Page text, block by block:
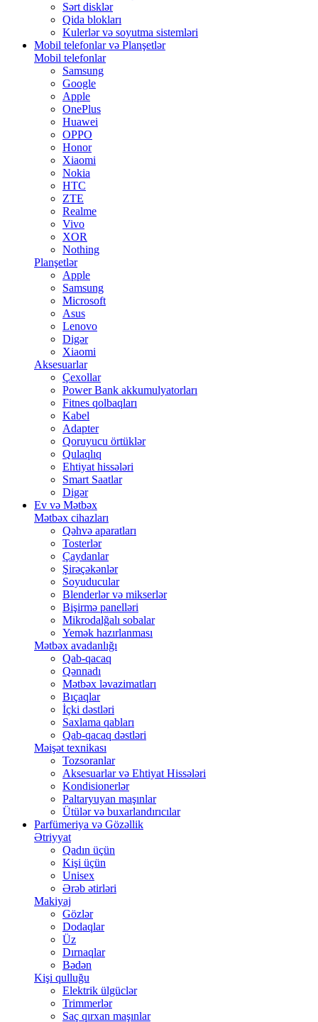
Sərt disklər
Qida blokları
Kulerlər və soyutma sistemləri
Mobil telefonlar və Planşetlər
Mobil telefonlar
Samsung
Google
Apple
OnePlus
Huawei
OPPO
Honor
Xiaomi
Nokia
HTC
ZTE
Realme
Vivo
XOR
Nothing
Planşetlər
Apple
Samsung
Microsoft
Asus
Lenovo
Digər
Xiaomi
Aksesuarlar
Çexollar
Power Bank akkumulyatorları
Fitnes qolbaqları
Kabel
Adapter
Qoruyucu örtüklər
Qulaqlıq
Ehtiyat hissələri
Smart Saatlar
Digər
Ev və Mətbəx
Mətbəx cihazları
Qəhvə aparatları
Tosterlər
Çaydanlar
Şirəçəkənlər
Soyuducular
Blenderlər və mikserlər
Bişirmə panelləri
Mikrodalğalı sobalar
Yemək hazırlanması
Mətbəx avadanlığı
Qab-qacaq
Qənnadı
Mətbəx ləvazimatları
Bıçaqlar
İçki dəstləri
Saxlama qabları
Qab-qacaq dəstləri
Məişət texnikası
Tozsoranlar
Aksesuarlar və Ehtiyat Hissələri
Kondisionerlər
Paltaryuyan maşınlar
Ütülər və buxarlandırıcılar
Parfümeriya və Gözəllik
Ətriyyat
Qadın üçün
Kişi üçün
Unisex
Ərəb ətirləri
Makiyaj
Gözlər
Dodaqlar
Üz
Dırnaqlar
Bədən
Kişi qulluğu
Elektrik ülgüclər
Trimmerlər
Saç qırxan maşınlar